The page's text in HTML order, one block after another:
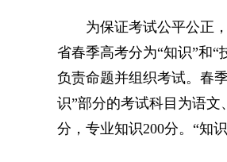
为保证考试公平公正，
省春季高考分为“知识”和“
负责命题并组织考试。春
识”部分的考试科目为语
分，专业知识200分。“知